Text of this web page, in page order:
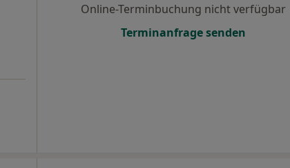
Online-Terminbuchung nicht verfügbar
Terminanfrage senden